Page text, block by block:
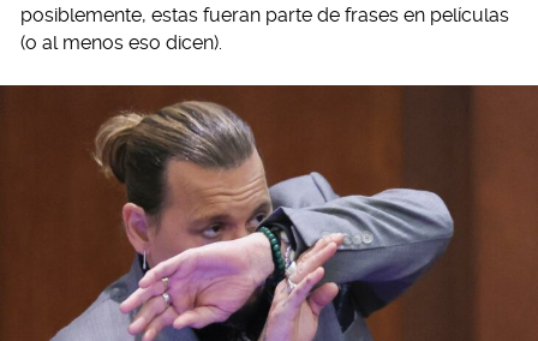
posiblemente, estas fueran parte de frases en películas
(o al menos eso dicen).